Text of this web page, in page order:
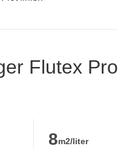
Flutex Pro
8m2/liter